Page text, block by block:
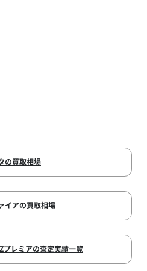
の買取相場
イアの買取相場
プレミアの査定実績一覧